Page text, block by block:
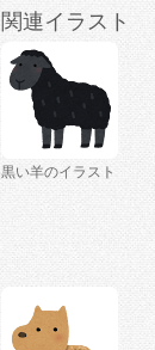
関連イラスト
黒い羊のイラスト